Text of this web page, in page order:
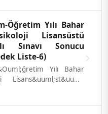
Öğretim Yılı Bahar
Lisansüstü
Sınavı Sonucu
Liste-6)
Yılı Bahar
ilgi...